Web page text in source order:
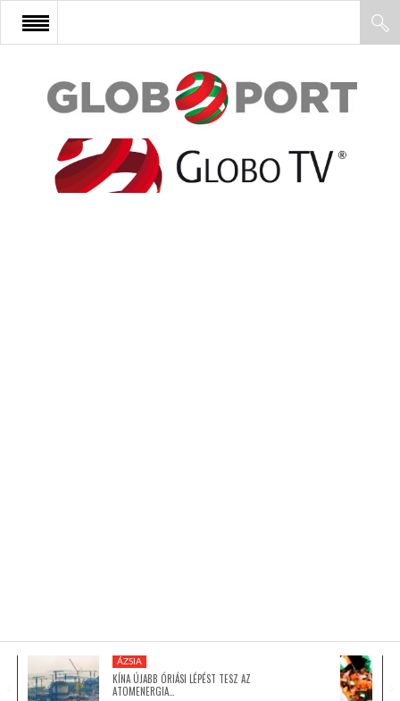
FŐOLDAL
AFRIKA
ÁZSIA
KÍNA ÚJABB ÓRIÁSI LÉPÉST TESZ AZ
ATOMENERGIA…